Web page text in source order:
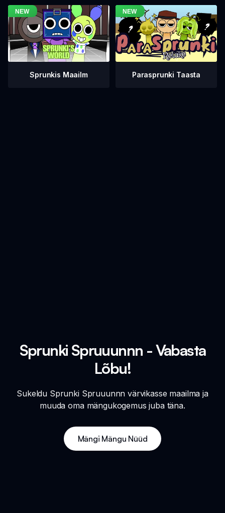
Sprunkis Maailm Parasprunki Taasta
Sprunki Spruuunnn - Vabasta
Lõbu!
Sukeldu Sprunki Spruuunnn värvikasse maailma ja
muuda oma mängukogemus juba täna.
Mängi Mängu Nüüd